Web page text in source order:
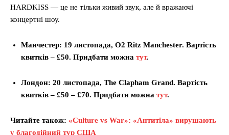
HARDKISS — це не тільки живий звук, але й вражаючі
концертні шоу.
Манчестер: 19 листопада, O2 Ritz Manchester. Вартість
квитків – £50. Придбати можна тут.
Лондон: 20 листопада, The Clapham Grand. Вартість
квитків – £50 – £70. Придбати можна тут.
Читайте також: «Culture vs War»: «Антитіла» вирушають
у благодійний тур США